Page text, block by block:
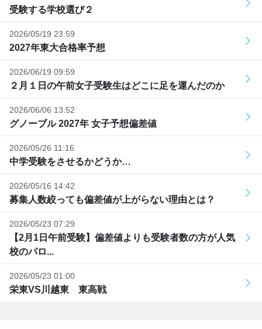
受験する学校選び２
2026/05/19 23:59
2027年東大合格率予想
2026/06/19 09:59
２月１日の午前女子受験生はどこに足を運んだのか
2026/06/06 13:52
グノーブル 2027年 女子予想偏差値
2026/05/26 11:16
中学受験をさせるかどうか…
2026/05/16 14:42
募集人数絞っても偏差値が上がらない理由とは？
2026/05/23 07:29
【2月1日午前受験】偏差値よりも受験者数の方が人気
校のパロ...
2026/05/23 01:00
栄東VS川越東 東高戦